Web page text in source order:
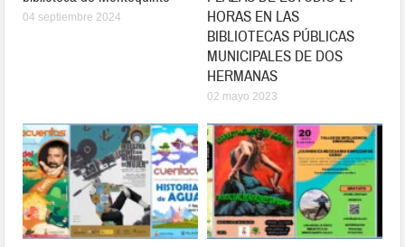
04 septiembre 2024
HORAS EN LAS
BIBLIOTECAS PÚBLICAS
MUNICIPALES DE DOS
HERMANAS
02 mayo 2023